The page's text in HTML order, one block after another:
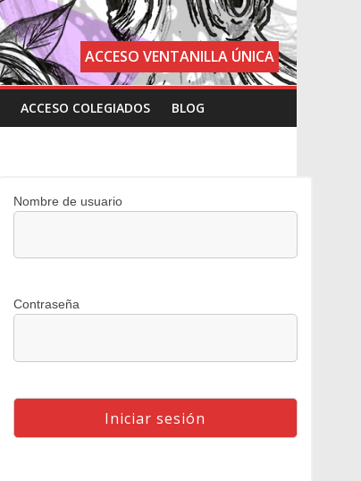
ACCESO VENTANILLA ÚNICA
ACCESO COLEGIADOS BLOG
Nombre de usuario
Contraseña